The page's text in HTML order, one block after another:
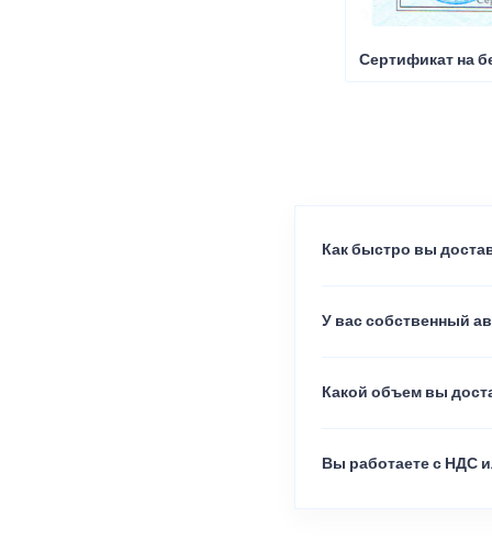
Сертификат на
Как быстро вы
У вас собственный
Какой объем вы
Вы работаете с НДС